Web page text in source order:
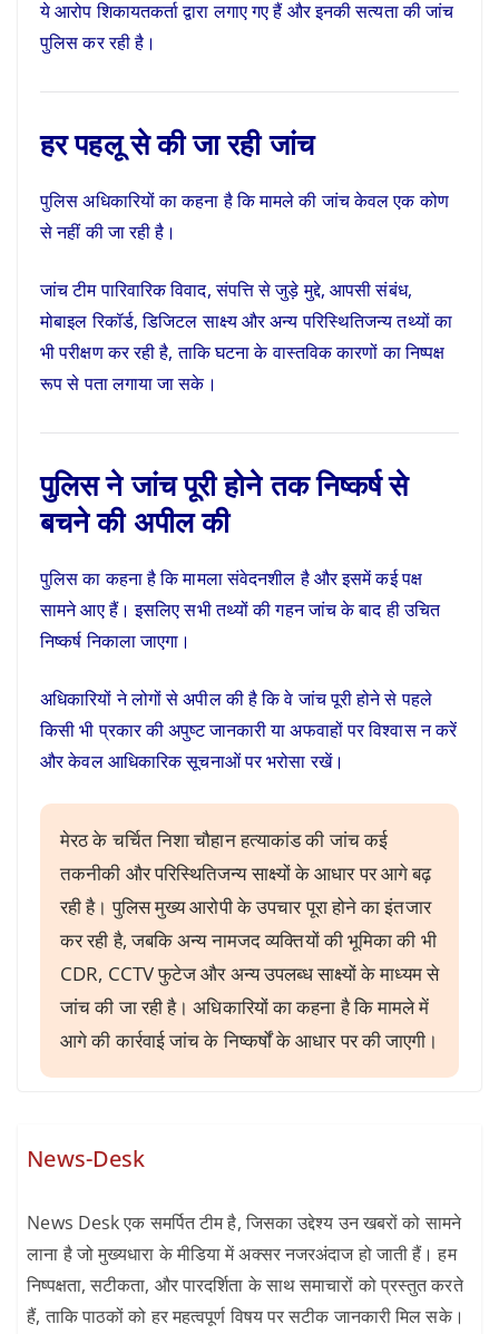
ये आरोप शिकायतकर्ता द्वारा लगाए गए हैं और इनकी सत्यता की जांच
पुलिस कर रही है।
हर पहलू से की जा रही जांच
पुलिस अधिकारियों का कहना है कि मामले की जांच केवल एक कोण
से नहीं की जा रही है।
जांच टीम पारिवारिक विवाद, संपत्ति से जुड़े मुद्दे, आपसी संबंध,
मोबाइल रिकॉर्ड, डिजिटल साक्ष्य और अन्य परिस्थितिजन्य तथ्यों का
भी परीक्षण कर रही है, ताकि घटना के वास्तविक कारणों का निष्पक्ष
रूप से पता लगाया जा सके।
पुलिस ने जांच पूरी होने तक निष्कर्ष से
बचने की अपील की
पुलिस का कहना है कि मामला संवेदनशील है और इसमें कई पक्ष
सामने आए हैं। इसलिए सभी तथ्यों की गहन जांच के बाद ही उचित
निष्कर्ष निकाला जाएगा।
अधिकारियों ने लोगों से अपील की है कि वे जांच पूरी होने से पहले
किसी भी प्रकार की अपुष्ट जानकारी या अफवाहों पर विश्वास न करें
और केवल आधिकारिक सूचनाओं पर भरोसा रखें।
मेरठ के चर्चित निशा चौहान हत्याकांड की जांच कई
तकनीकी और परिस्थितिजन्य साक्ष्यों के आधार पर आगे बढ़
रही है। पुलिस मुख्य आरोपी के उपचार पूरा होने का इंतजार
कर रही है, जबकि अन्य नामजद व्यक्तियों की भूमिका की भी
CDR, CCTV फुटेज और अन्य उपलब्ध साक्ष्यों के माध्यम से
जांच की जा रही है। अधिकारियों का कहना है कि मामले में
आगे की कार्रवाई जांच के निष्कर्षों के आधार पर की जाएगी।
News-Desk
News Desk एक समर्पित टीम है, जिसका उद्देश्य उन खबरों को सामने
लाना है जो मुख्यधारा के मीडिया में अक्सर नजरअंदाज हो जाती हैं। हम
निष्पक्षता, सटीकता, और पारदर्शिता के साथ समाचारों को प्रस्तुत करते
हैं, ताकि पाठकों को हर महत्वपूर्ण विषय पर सटीक जानकारी मिल सके।